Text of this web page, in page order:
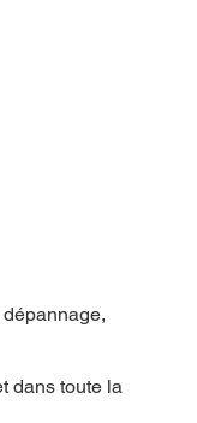
dans toute la